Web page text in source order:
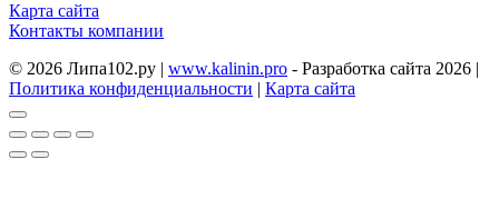
Карта сайта
Контакты компании
© 2026 Липа102.ру | www.kalinin.pro - Разработка сайта 2026 |
Политика конфиденциальности | Карта сайта